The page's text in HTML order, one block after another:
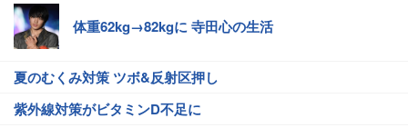
体重62kg→82kgに 寺田心の生活
夏のむくみ対策 ツボ&反射区押し
紫外線対策がビタミンD不足に